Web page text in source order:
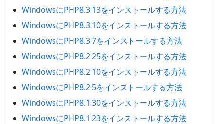
WindowsにPHP8.3.13をインストールする方法
WindowsにPHP8.3.10をインストールする方法
WindowsにPHP8.3.7をインストールする方法
WindowsにPHP8.2.25をインストールする方法
WindowsにPHP8.2.10をインストールする方法
WindowsにPHP8.2.5をインストールする方法
WindowsにPHP8.1.30をインストールする方法
WindowsにPHP8.1.23をインストールする方法